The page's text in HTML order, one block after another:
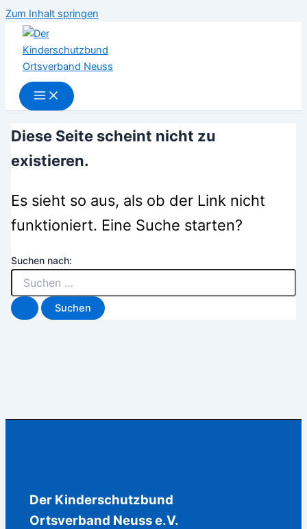
Zum Inhalt springen
Diese Seite scheint nicht zu
existieren.
Es sieht so aus, als ob der Link nicht
funktioniert. Eine Suche starten?
Suchen nach:
Der Kinderschutzbund
Ortsverband Neuss e.V.